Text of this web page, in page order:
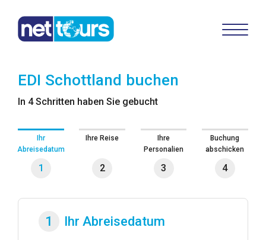
EDI Schottland buchen
In 4 Schritten haben Sie gebucht
1
Ihr
Abreisedatum
2
Ihre Reise
3
Ihre
Personalien
4
Buchung
abschicken
1 Ihr Abreisedatum